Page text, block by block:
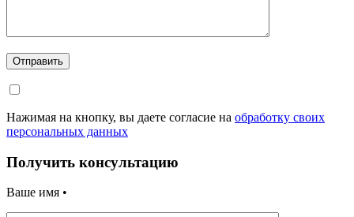
Отправить
Нажимая на кнопку, вы даете согласие на обработку своих
персональных данных
Получить консультацию
Ваше имя •